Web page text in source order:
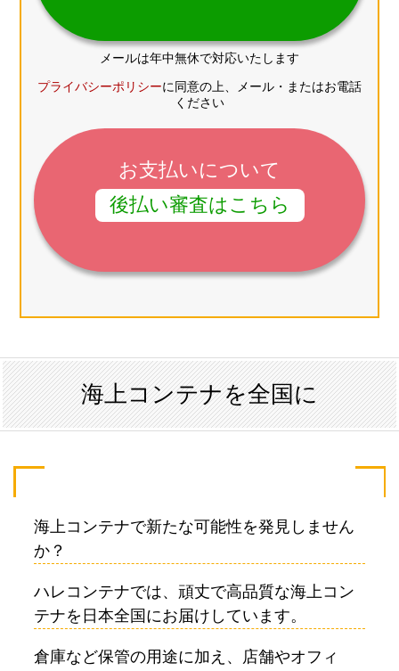
メールは年中無休で対応いたします
プライバシーポリシーに同意の上、メール・またはお電話
ください
お支払いについて
後払い審査はこちら
海上コンテナを全国に
海上コンテナで新たな可能性を発見しません
か？
ハレコンテナでは、頑丈で高品質な海上コン
テナを日本全国にお届けしています。
倉庫など保管の用途に加え、店舗やオフィ